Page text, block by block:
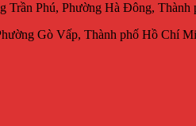
Trần Phú, Phường Hà Đông,
Gò Vấp, Thành phố Hồ Chí